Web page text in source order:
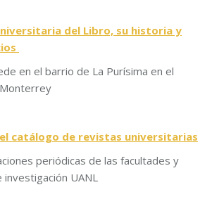
del Libro, su historia y
en el barrio de La Purísima en el
catálogo de revistas universitarias
periódicas de las facultades y
UANL